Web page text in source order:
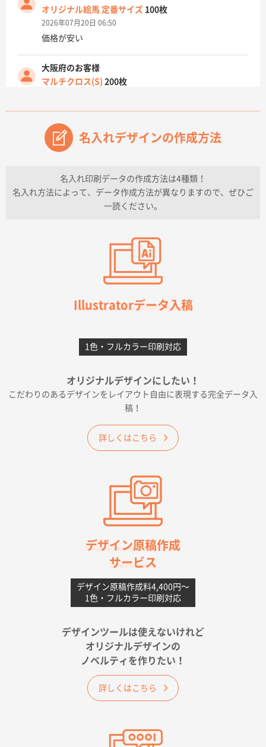
オリジナル絵馬 定番サイズ 100枚
2026年07月20日 06:50
価格が安い
大阪府のお客様
マルチクロス(S) 200枚
原稿データ流用が可能で価格が妥当なこと
兵庫県のお客様
チケットホルダー ダブルポケット
上記のとおりです。
柳さんの対応が素晴らしかった。
フレキソレジ袋 Uバッグ 35号
5000枚
2026年06月28日 15:14
千葉県A社様
2026年06月19日 09:41
価格 大丈夫そうな会社に見えた
大阪府のお客様
A4フルカラークリアファイル1000枚
【ポリ】特別ご注文ページ1000枚
2026年06月08日 17:38
対応の速さ、丁寧さ、提案など
不織布フラットバッグ（A4縦サイズ）1000枚
2026年05月25日 15:10
が決め手です
佐賀県A社様
2026年05月23日 16:24
希望の商品（今回発注分）が一番安かったため
ワンポイント箔押し紙袋 M横サイズ(A4対応)
名入れデザインの作成方法
名入れ印刷データの作成方法は4種類！
名入れ方法によって、データ作成方法が異なりますので、ぜひご
一読ください。
Illustratorデータ入稿
1色・フルカラー印刷対応
オリジナルデザインにしたい！
こだわりのあるデザインをレイアウト自由に表現する完全データ入
稿！
詳しくはこちら
デザイン原稿作成
サービス
デザイン原稿作成料4,400円〜
1色・フルカラー印刷対応
デザインツールは使えないけれど
オリジナルデザインの
ノベルティを作りたい！
詳しくはこちら